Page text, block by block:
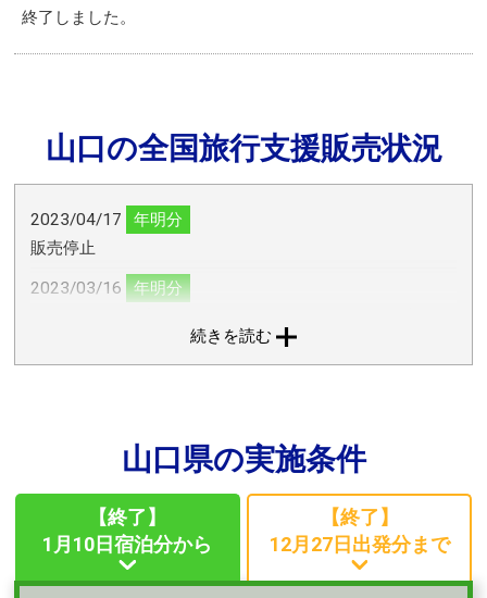
終了しました。
山口の全国旅行支援販売状況
2023/04/17
年明分
販売停止
2023/03/16
年明分
年明分
1月10日（火）宿泊分より販売開始
2022/12/28
年内分
全商品終了
2022/12/24
年内分
続きを読む
山口県の実施条件
【終了】
1月10日宿泊分から
【終了】
12月27日出発分まで